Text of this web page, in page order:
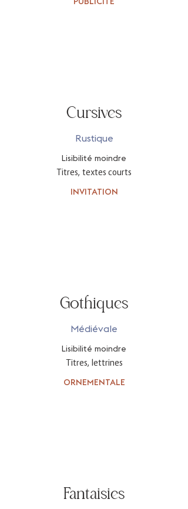
Cursives
Rustique
Lisibilité moindre
Titres, textes courts
INVITATION
Gothiques
Médiévale
Lisibilité moindre
Titres, lettrines
ORNEMENTALE
Fantaisies